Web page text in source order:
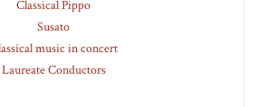
Classical Pippo
Susato
music in concert
Laureate Conductors